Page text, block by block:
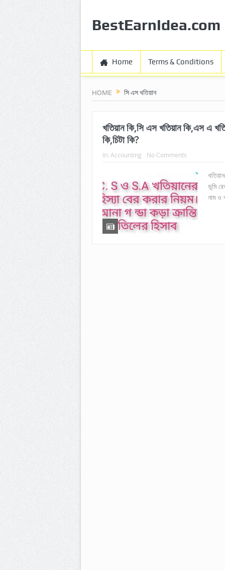
BestEarnIdea.com
Home Terms & Conditions
HOME সি এস খতিয়ান
খতিয়ান কি,সি এস খতিয়ান কি,এস এ
কি,চিটা কি?
In: Accounting No Comments
ভূমি
নাম ও